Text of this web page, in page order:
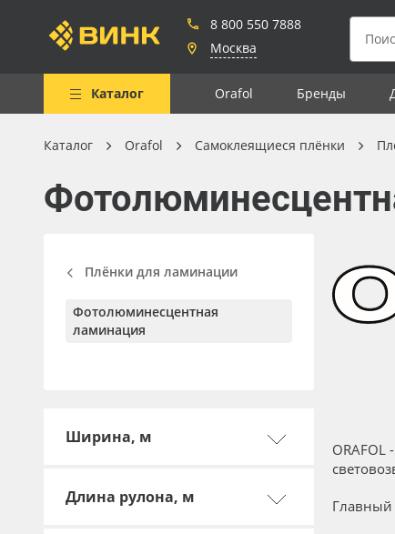
8 800 550 7888
Москва
Каталог Orafol Бренды
Весь каталог
Рулонные материалы
Клей, скотчи и крепёж
Сублимация и термотрансфер
Инженерные пластики
Каталог Orafol Самоклеящиеся плёнки
Плёнки для ламинации
Фотолюминесцентная
ламинация
Ширина, м
Длина рулона, м Главный